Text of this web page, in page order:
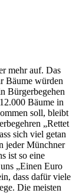
mehr auf. Das
Bäume würden
Bürgerbegehen
Bäume in
soll, bleibt
„Rettet
sich viel getan
jeder Münchner
ist so eine
„Einen Euro
dass dafür viele
Die meisten